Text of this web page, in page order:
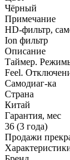
Чёрный
Примечание
HD-фильтр,
Ion фильтр
Описание
Таймер.
Feel.
Самодиаг-ка
Страна
Китай
Гарантия, мес
36 (3 года)
Продажи